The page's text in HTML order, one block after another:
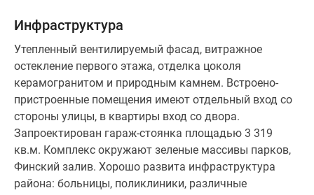
Инфраструктура
Утепленный вентилируемый фасад, витражное
остекление первого этажа, отделка цоколя
керамогранитом и природным камнем. Встроено-
пристроенные помещения имеют отдельный вход со
стороны улицы, в квартиры вход со двора.
Запроектирован гараж-стоянка площадью 3 319
кв.м. Комплекс окружают зеленые массивы парков,
Финский залив. Хорошо развита инфраструктура
района: больницы, поликлиники, различные